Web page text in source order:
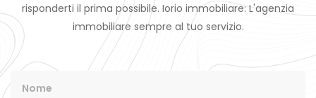
risponderti il prima possibile. Iorio immobiliare: L'agenzia
immobiliare sempre al tuo servizio.